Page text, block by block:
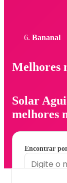
Bananal
Melhores
Solar
melhores
Encontrar